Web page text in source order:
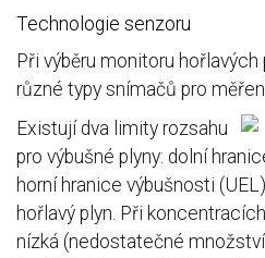
Technologie senzoru
Při výběru monitoru
různé typy snímačů pro
Existují dva limity rozsahu
pro výbušné plyny: dolní
horní hranice výbušnosti
hořlavý plyn. Při
nízká (nedostatečné